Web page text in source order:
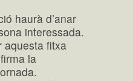
haurà d’anar
interessada.
aquesta fitxa
la